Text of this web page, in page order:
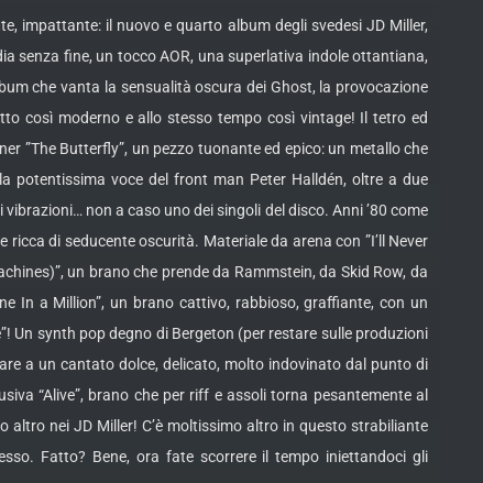
impattante: il nuovo e quarto album degli svedesi JD Miller,
senza fine, un tocco AOR, una superlativa indole ottantiana,
che vanta la sensualità oscura dei Ghost, la provocazione
così moderno e allo stesso tempo così vintage! Il tetro ed
”The Butterfly”, un pezzo tuonante ed epico: un metallo che
potentissima voce del front man Peter Halldén, oltre a due
non a caso uno dei singoli del disco. Anni ’80 come
di seducente oscurità. Materiale da arena con ”I’ll Never
un brano che prende da Rammstein, da Skid Row, da
In a Million”, un brano cattivo, rabbioso, graffiante, con un
Un synth pop degno di Bergeton (per restare sulle produzioni
a un cantato dolce, delicato, molto indovinato dal punto di
“Alive”, brano che per riff e assoli torna pesantemente al
altro nei JD Miller! C’è moltissimo altro in questo strabiliante
Fatto? Bene, ora fate scorrere il tempo iniettandoci gli